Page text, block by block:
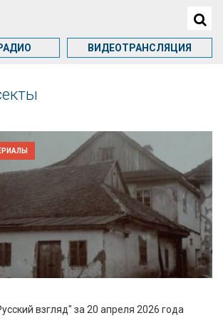
ВИДЕОТРАНСЛЯЦИЯ
взгляд" за 20 апреля 2026 года